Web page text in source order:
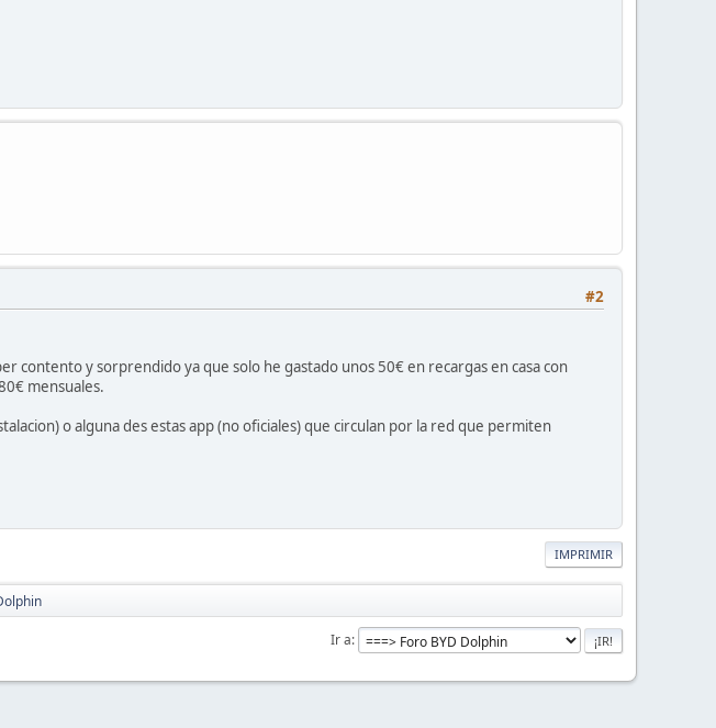
#2
contento y sorprendido ya que solo he gastado unos 50€ en recargas en casa con
mensuales.
o alguna des estas app (no oficiales) que circulan por la red que permiten
IMPRIMIR
Ir a